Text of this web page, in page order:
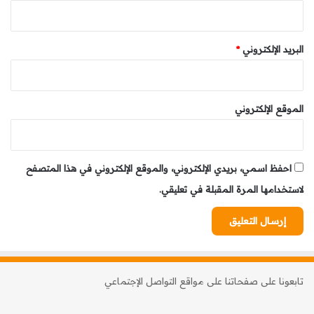
البريد الإلكتروني*
الموقع الإلكتروني
احفظ اسمي، بريدي الإلكتروني، والموقع الإلكتروني في هذا المتصفح
لاستخدامها المرة المقبلة في تعليقي.
تابعونا على صفحاتنا على مواقع التواصل الإجتماعي